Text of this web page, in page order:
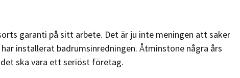
garanti på sitt arbete. Det är ju inte meningen att saker
installerat badrumsinredningen. Åtminstone några års
ska vara ett seriöst företag.